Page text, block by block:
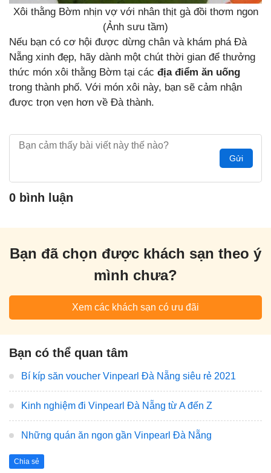
Xôi thằng Bờm nhịn vợ với nhân thịt gà đồi thơm ngon
(Ảnh sưu tầm)
Nếu bạn có cơ hội được dừng chân và khám phá Đà
Nẵng xinh đẹp, hãy dành một chút thời gian để thưởng
thức món xôi thằng Bờm tại các địa điểm ăn uống
trong thành phố. Với món xôi này, bạn sẽ cảm nhận
được trọn vẹn hơn về Đà thành.
Gửi
0 bình luận
Bạn đã chọn được khách sạn theo ý
mình chưa?
Xem các khách sạn có ưu đãi
Bạn có thể quan tâm
Bí kíp săn voucher Vinpearl Đà Nẵng siêu rẻ 2021
Kinh nghiệm đi Vinpearl Đà Nẵng từ A đến Z
Những quán ăn ngon gần Vinpearl Đà Nẵng
Chia sẻ